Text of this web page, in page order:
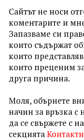
Сайтът не носи
коментарите и
Запазваме си
които съдържат
които
които преценим
друга причина.
Моля, обърнете
начин за връзка с
да се свържете с
секциятаКонтакти